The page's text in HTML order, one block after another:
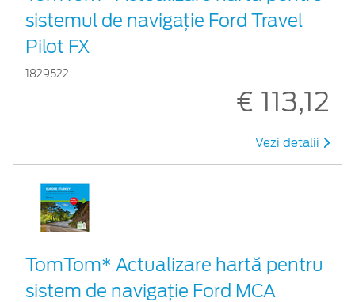
sistemul de navigație Ford Travel
Pilot FX
1829522
€ 113,12
Vezi detalii
TomTom* Actualizare hartă pentru
sistem de navigație Ford MCA